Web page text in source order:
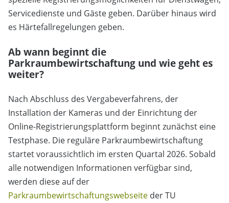
Servicedienste und Gäste geben. Darüber hinaus wird
es Härtefallregelungen geben.
Ab wann beginnt die
Parkraumbewirtschaftung und wie geht es
weiter?
Nach Abschluss des Vergabeverfahrens, der
Installation der Kameras und der Einrichtung der
Online-Registrierungsplattform beginnt zunächst eine
Testphase. Die reguläre Parkraumbewirtschaftung
startet voraussichtlich im ersten Quartal 2026. Sobald
alle notwendigen Informationen verfügbar sind,
werden diese auf der
Parkraumbewirtschaftungswebseite der TU